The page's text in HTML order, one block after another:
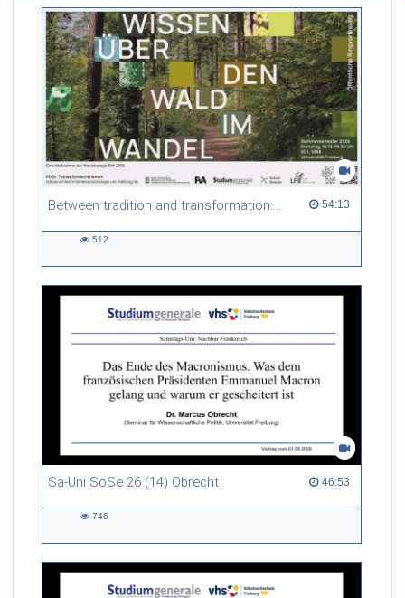
Between tradition and transformation: how owners, advisers and institutions co-create knowledge for resilient forests in Europe 54:13
54:13 duration
512
Sa-Uni SoSe 26 (14) Obrecht 46:53
46:53 duration
746